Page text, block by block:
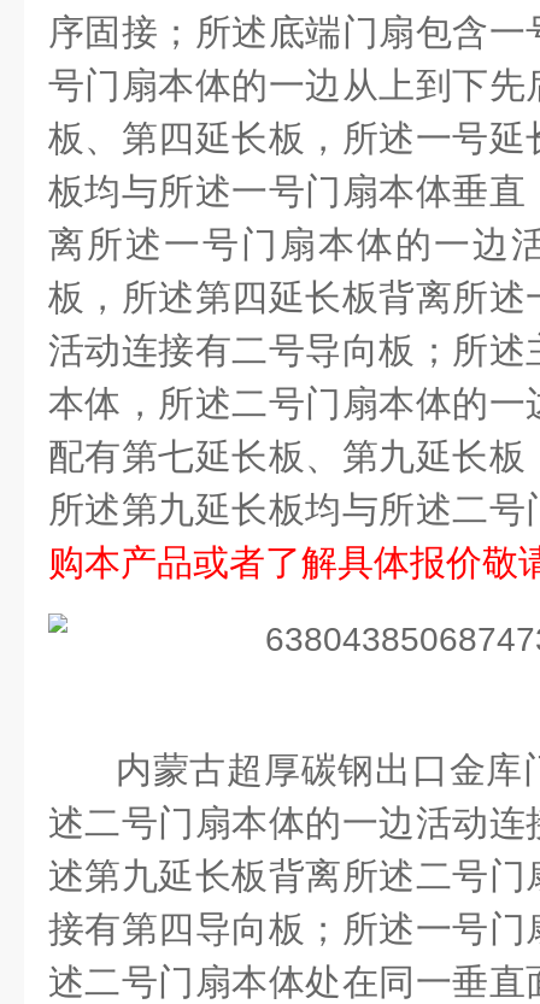
序固接；所述底端门扇包含
号门扇本体的一边从上到下
板、第四延长板，所述一号
板均与所述一号门扇本体垂
离所述一号门扇本体的一边
板，所述第四延长板背离所
活动连接有二号导向板；所
本体，所述二号门扇本体的
配有第七延长板、第九延长
所述第九延长板均与所述二号
购本产品或者了解具体报价
内蒙古超厚碳钢出口金库
述二号门扇本体的一边活动
述第九延长板背离所述二号
接有第四导向板；所述一号
述二号门扇本体处在同一垂